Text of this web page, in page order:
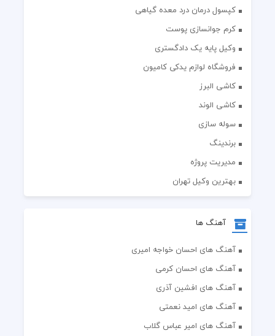
کپسول درمان درد معده گیاهی
کرم جوانسازی پوست
وکیل پایه یک دادگستری
فروشگاه لوازم یدکی کامیون
کاشی البرز
کاشی الوند
سوله سازی
برندینگ
مدیریت پروژه
بهترین وکیل تهران
آهنگ ها
آهنگ های احسان خواجه امیری
آهنگ های احسان کرمی
آهنگ های افشین آذری
آهنگ های امید نعمتی
آهنگ های امیر عباس گلاب